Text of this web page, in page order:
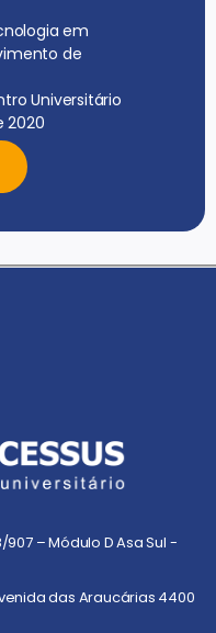
em
de
Universitário
2020
907 – Módulo D Asa Sul -
das Araucárias 4400